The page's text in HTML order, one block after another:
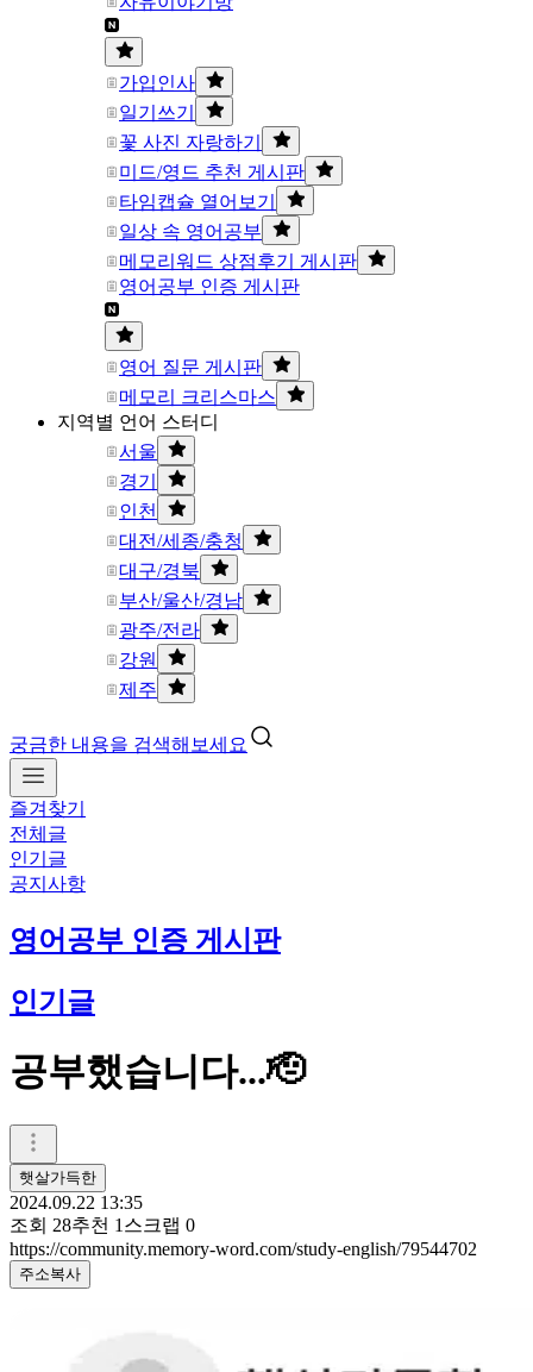
가입인사
일기쓰기
꽃 사진 자랑하기
미드/영드 추천 게시판
타임캡슐 열어보기
일상 속 영어공부
메모리워드 상점후기 게시판
영어공부 인증 게시판
영어 질문 게시판
메모리 크리스마스
지역별 언어 스터디
서울
경기
인천
대전/세종/충청
대구/경북
부산/울산/경남
광주/전라
강원
제주
궁금한 내용을 검색해보세요
즐겨찾기
전체글
인기글
공지사항
영어공부 인증 게시판
인기글
공부했습니다...🫡
햇살가득한
2024.09.22 13:35
조회 28추천 1 스크랩 0
https://community.memory-word.com/study-english/79544702
주소복사